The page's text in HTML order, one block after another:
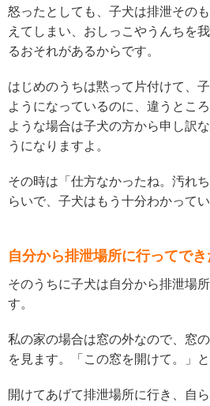
怒ったとしても、子犬は排泄その
えてしまい、おしっこやうんちを
るおそれがあるからです。
はじめのうちは黙って片付けて、
ようになっているのに、違うとこ
ような場合は子犬の方から申し訳
うになりますよ。
その時は「仕方なかったね。汚れ
らいで、子犬はもう十分わかってい
自分から排泄場所に行ってで
そのうちに子犬は自分から排泄場
す。
私の家の場合は窓の外なので、窓
を見ます。「この窓を開けて。」
開けてあげて排泄場所に行き、自